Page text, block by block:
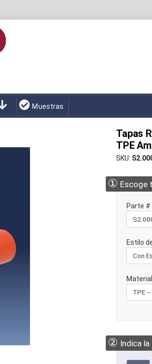
Muestras
Tapas
TPE
SKU
① Escoge
Parte #
Estilo
② Indica